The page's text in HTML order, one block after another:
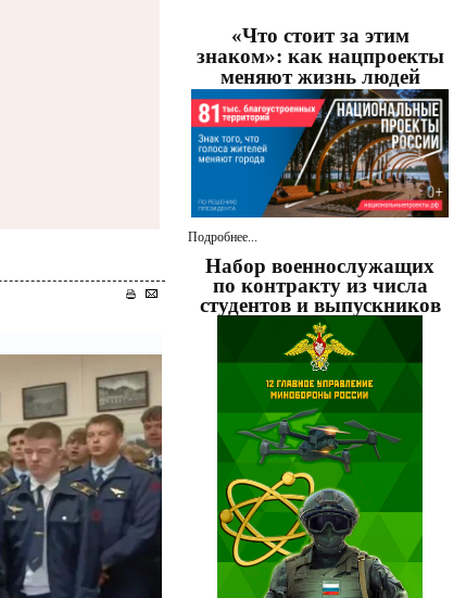
«Что стоит за этим
знаком»: как нацпроекты
меняют жизнь людей
Подробнее...
Набор военнослужащих
по контракту из числа
студентов и выпускников